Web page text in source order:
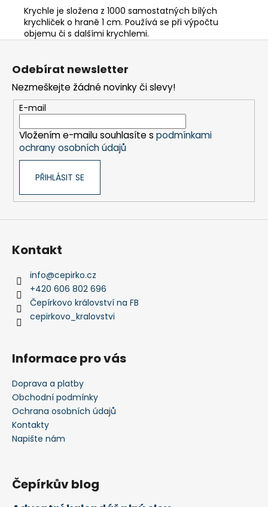
Krychle je složena z 1000 samostatných bílých
krychliček o hraně 1 cm. Používá se při výpočtu
objemu či s dalšími krychlemi.
Z
Odebírat newsletter
Nezmeškejte žádné novinky či slevy!
E-mail
Vložením e-mailu souhlasíte s podmínkami
ochrany osobních údajů
PŘIHLÁSIT SE
Kontakt
info@cepirko.cz
+420 606 802 696
Čepírkovo království na FB
cepirkovo_kralovstvi
Informace pro vás
Doprava a platby
Obchodní podmínky
Ochrana osobních údajů
Kontakty
Napište nám
Čepírkův blog